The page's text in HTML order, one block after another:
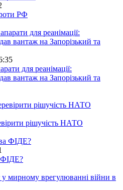
РФ
для реанімації:
вантаж на Запорізький та
рішучість НАТО
ФІДЕ?